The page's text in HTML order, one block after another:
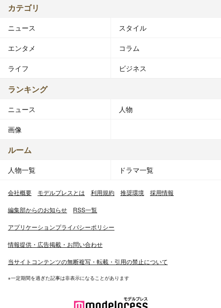
カテゴリ
ニュース スタイル
エンタメ コラム
ライフ ビジネス
ランキング
ニュース 人物
画像
ルーム
人物一覧 ドラマ一覧
会社概要 モデルプレスとは 利用規約 推奨環境 採用情報
編集部からのお知らせ RSS一覧
アプリケーションプライバシーポリシー
情報提供・広告掲載・お問い合わせ
当サイトコンテンツの無断複写・転載・引用の禁止について
※一定期間を過ぎた記事は非表示になることがあります